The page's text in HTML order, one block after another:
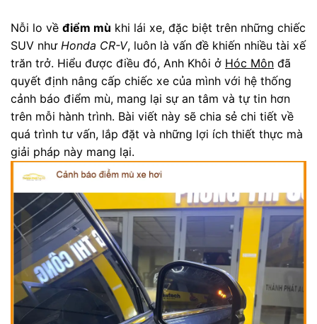
Nỗi lo về điểm mù khi lái xe, đặc biệt trên những chiếc
SUV như Honda CR-V, luôn là vấn đề khiến nhiều tài xế
trăn trở. Hiểu được điều đó, Anh Khôi ở Hóc Môn đã
quyết định nâng cấp chiếc xe của mình với hệ thống
cảnh báo điểm mù, mang lại sự an tâm và tự tin hơn
trên mỗi hành trình. Bài viết này sẽ chia sẻ chi tiết về
quá trình tư vấn, lắp đặt và những lợi ích thiết thực mà
giải pháp này mang lại.